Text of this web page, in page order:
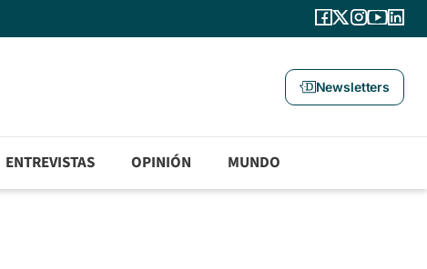
Newsletters
ENTREVISTAS OPINIÓN MUNDO